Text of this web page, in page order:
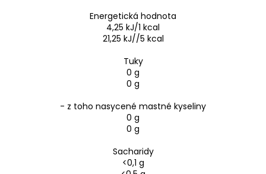
Energetická hodnota
4,25 kJ/1 kcal
21,25 kJ//5 kcal
Tuky
0 g
0 g
- z toho nasycené mastné kyseliny
0 g
0 g
Sacharidy
<0,1 g